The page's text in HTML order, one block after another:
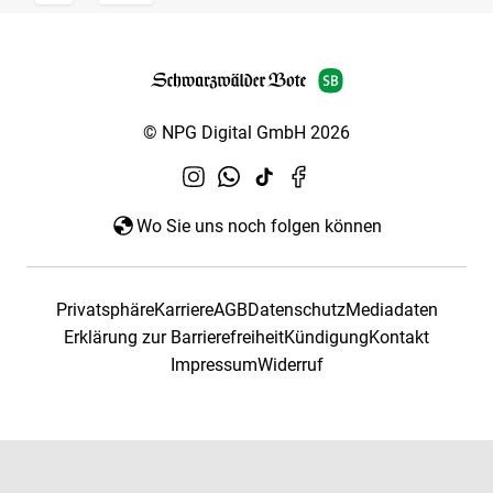
© NPG Digital GmbH 2026
Wo Sie uns noch folgen können
PrivatsphäreKarriereAGBDatenschutzMediadaten
Erklärung zur BarrierefreiheitKündigungKontakt
ImpressumWiderruf